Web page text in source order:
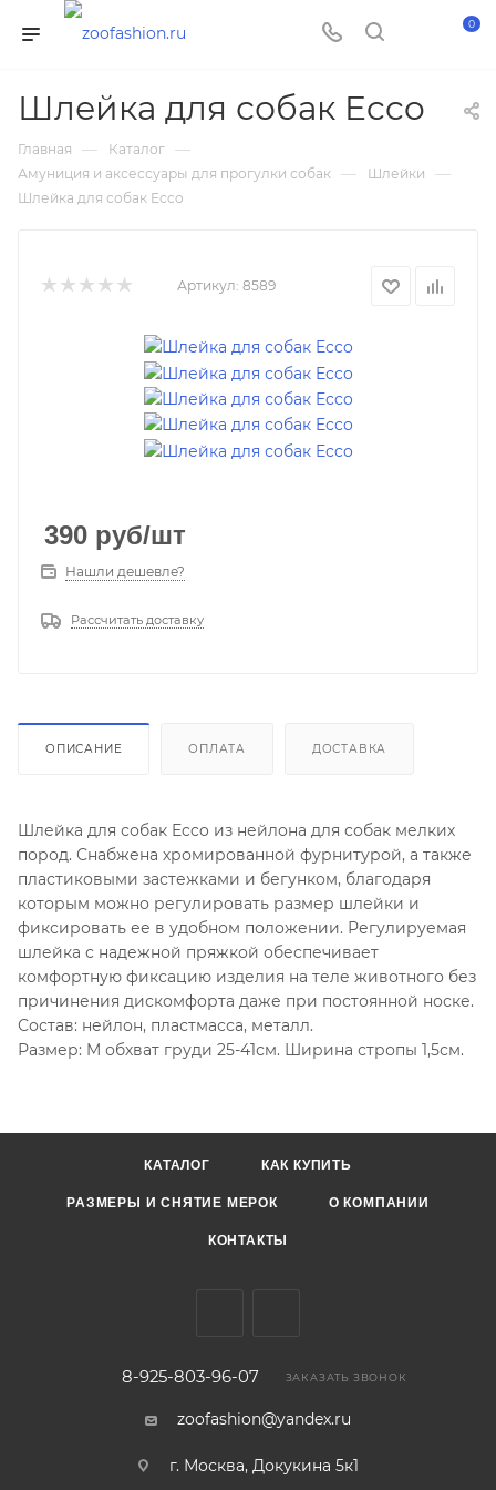
0
Шлейка для собак Ecco
Главная — Каталог —
Амуниция и аксессуары для прогулки собак — Шлейки —
Шлейка для собак Ecco
Артикул: 8589
390 руб/шт
Нашли дешевле?
Рассчитать доставку
ОПИСАНИЕ ОПЛАТА ДОСТАВКА
Шлейка для собак Ecco из нейлона для собак мелких
пород. Снабжена хромированной фурнитурой, а также
пластиковыми застежками и бегунком, благодаря
которым можно регулировать размер шлейки и
фиксировать ее в удобном положении. Регулируемая
шлейка с надежной пряжкой обеспечивает
комфортную фиксацию изделия на теле животного без
причинения дискомфорта даже при постоянной носке.
Состав: нейлон, пластмасса, металл.
Размер: M обхват груди 25-41см. Ширина стропы 1,5см.
КАТАЛОГ КАК КУПИТЬ
РАЗМЕРЫ И СНЯТИЕ МЕРОК О КОМПАНИИ
КОНТАКТЫ
8-925-803-96-07 ЗАКАЗАТЬ ЗВОНОК
zoofashion@yandex.ru
г. Москва, Докукина 5к1